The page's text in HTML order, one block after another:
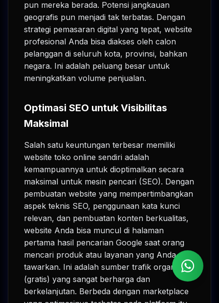
pun mereka berada. Potensi jangkauan
geografis pun menjadi tak terbatas. Dengan
strategi pemasaran digital yang tepat, website
profesional Anda bisa diakses oleh calon
pelanggan di seluruh kota, provinsi, bahkan
negara. Ini adalah peluang besar untuk
meningkatkan volume penjualan.
Optimasi SEO untuk Visibilitas
Maksimal
Salah satu keuntungan terbesar memiliki
website toko online sendiri adalah
kemampuannya untuk dioptimalkan secara
maksimal untuk mesin pencari (SEO). Dengan
pembuatan website yang mempertimbangkan
aspek teknis SEO, penggunaan kata kunci
relevan, dan pembuatan konten berkualitas,
website Anda bisa muncul di halaman
pertama hasil pencarian Google saat orang
mencari produk atau layanan yang Anda
tawarkan. Ini adalah sumber trafik organik
(gratis) yang sangat berharga dan
berkelanjutan. Berbeda dengan marketplace